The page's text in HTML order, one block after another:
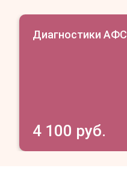
Диагностики АФС
4 100 руб.